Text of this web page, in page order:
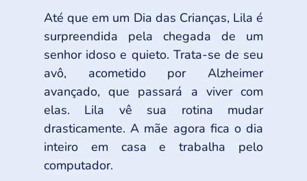
Até que em um Dia das Crianças, Lila é
surpreendida pela chegada de um
senhor idoso e quieto. Trata-se de seu
avô, acometido por Alzheimer
avançado, que passará a viver com
elas. Lila vê sua rotina mudar
drasticamente. A mãe agora fica o dia
inteiro em casa e trabalha pelo
computador.